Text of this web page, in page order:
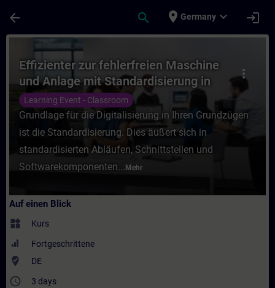
arrow_back search place Germany expand_more login
Kurs - Effizienter zur fehlerfreien
more_vert
Effizienter zur fehlerfreien Maschine
und Anlage mit Standardisierung in
TIA Portal (Präsenz-Training)
Learning Event - Classroom
Grundlage für die Digitalisierung in Ihren Grundzügen
ist die Standardisierung. Dies äußert sich in
standardisierten Abläufen, Schnittstellen und
Softwarekomponenten... Mehr
Auf einen Blick
widgets Kurs
Fortgeschrittene
where_to_vote DE
access_time 3 days